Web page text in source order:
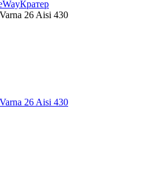
Кратер
26 Aisi 430